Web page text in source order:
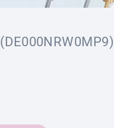
(DE000NRW0MP9)